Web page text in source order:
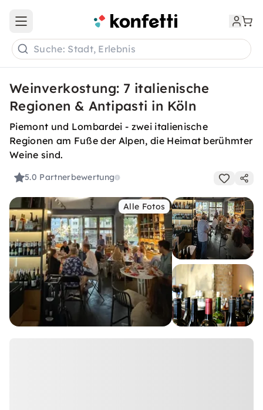
Open main menu
Suche: Stadt, Erlebnis
Weinverkostung: 7 italienische
Regionen & Antipasti in Köln
Piemont und Lombardei - zwei italienische
Regionen am Fuße der Alpen, die Heimat berühmter
Weine sind.
5.0 Partnerbewertung
Alle Fotos